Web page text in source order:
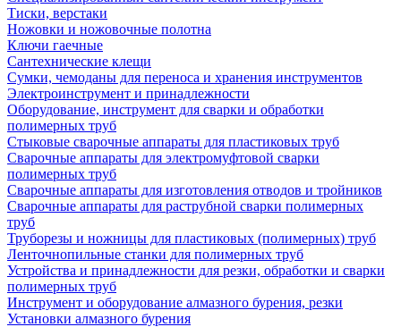
Тиски, верстаки
Ножовки и ножовочные полотна
Ключи гаечные
Сантехнические клещи
Сумки, чемоданы для переноса и хранения инструментов
Электроинструмент и принадлежности
Оборудование, инструмент для сварки и обработки
полимерных труб
Стыковые сварочные аппараты для пластиковых труб
Сварочные аппараты для электромуфтовой сварки
полимерных труб
Сварочные аппараты для изготовления отводов и тройников
Сварочные аппараты для раструбной сварки полимерных
труб
Труборезы и ножницы для пластиковых (полимерных) труб
Ленточнопильные станки для полимерных труб
Устройства и принадлежности для резки, обработки и сварки
полимерных труб
Инструмент и оборудование алмазного бурения, резки
Установки алмазного бурения